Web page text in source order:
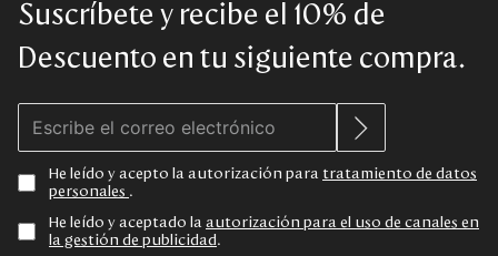
Suscríbete y recibe el 10% de
Descuento en tu siguiente compra.
He leído y acepto la autorización para tratamiento de datos
personales .
He leído y aceptado la autorización para el uso de canales en
la gestión de publicidad .